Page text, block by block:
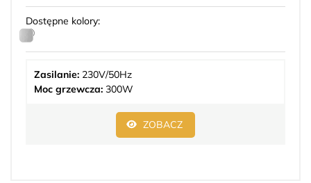
Dostępne kolory:
Zasilanie: 230V/50Hz
Moc grzewcza: 300W
ZOBACZ